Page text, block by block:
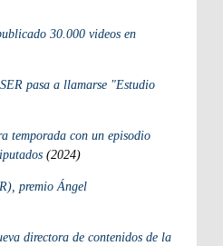
30.000 videos en
pasa a llamarse "Estudio
temporada con un episodio
(2024)
premio Ángel
directora de contenidos de la